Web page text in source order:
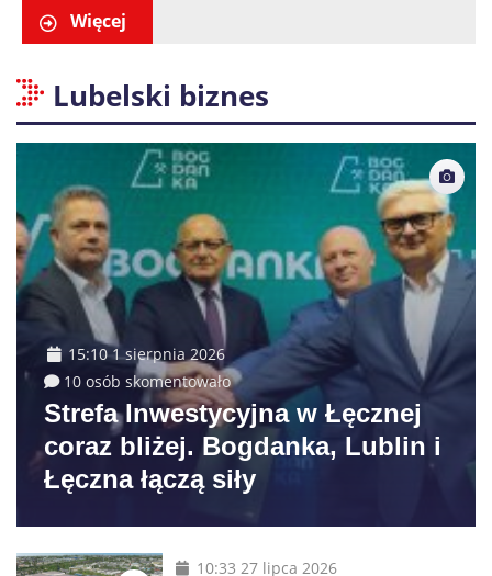
Więcej
Lubelski biznes
15:10 1 sierpnia 2026
10 osób skomentowało
Strefa Inwestycyjna w Łęcznej
coraz bliżej. Bogdanka, Lublin i
Łęczna łączą siły
10:33 27 lipca 2026